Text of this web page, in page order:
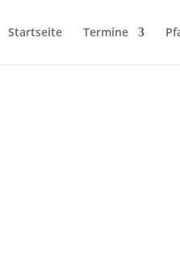
Startseite Termine